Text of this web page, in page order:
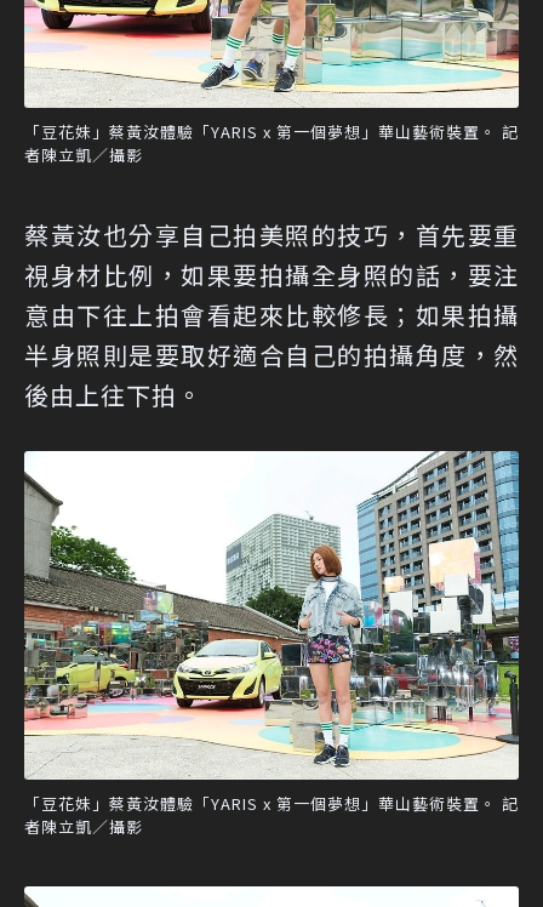
「豆花妹」蔡黃汝體驗「YARIS x 第一個夢想」華山藝術裝置。 記
者陳立凱／攝影
蔡黃汝也分享自己拍美照的技巧，首先要重
視身材比例，如果要拍攝全身照的話，要注
意由下往上拍會看起來比較修長；如果拍攝
半身照則是要取好適合自己的拍攝角度，然
後由上往下拍。
「豆花妹」蔡黃汝體驗「YARIS x 第一個夢想」華山藝術裝置。 記
者陳立凱／攝影